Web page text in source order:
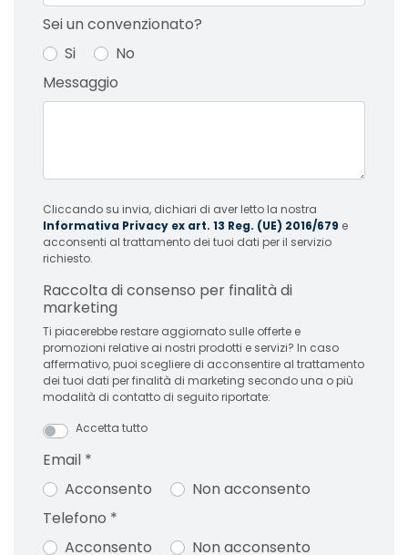
Sei un convenzionato?
Si
No
Messaggio
Cliccando su invia, dichiari di aver letto la nostra
Informativa Privacy ex art. 13 Reg. (UE) 2016/679 e
acconsenti al trattamento dei tuoi dati per il servizio
richiesto.
Raccolta di consenso per finalità di
marketing
Ti piacerebbe restare aggiornato sulle offerte e
promozioni relative ai nostri prodotti e servizi? In caso
affermativo, puoi scegliere di acconsentire al trattamento
dei tuoi dati per finalità di marketing secondo una o più
modalità di contatto di seguito riportate:
Accetta tutto
Email *
Acconsento
Non acconsento
Telefono *
Acconsento
Non acconsento